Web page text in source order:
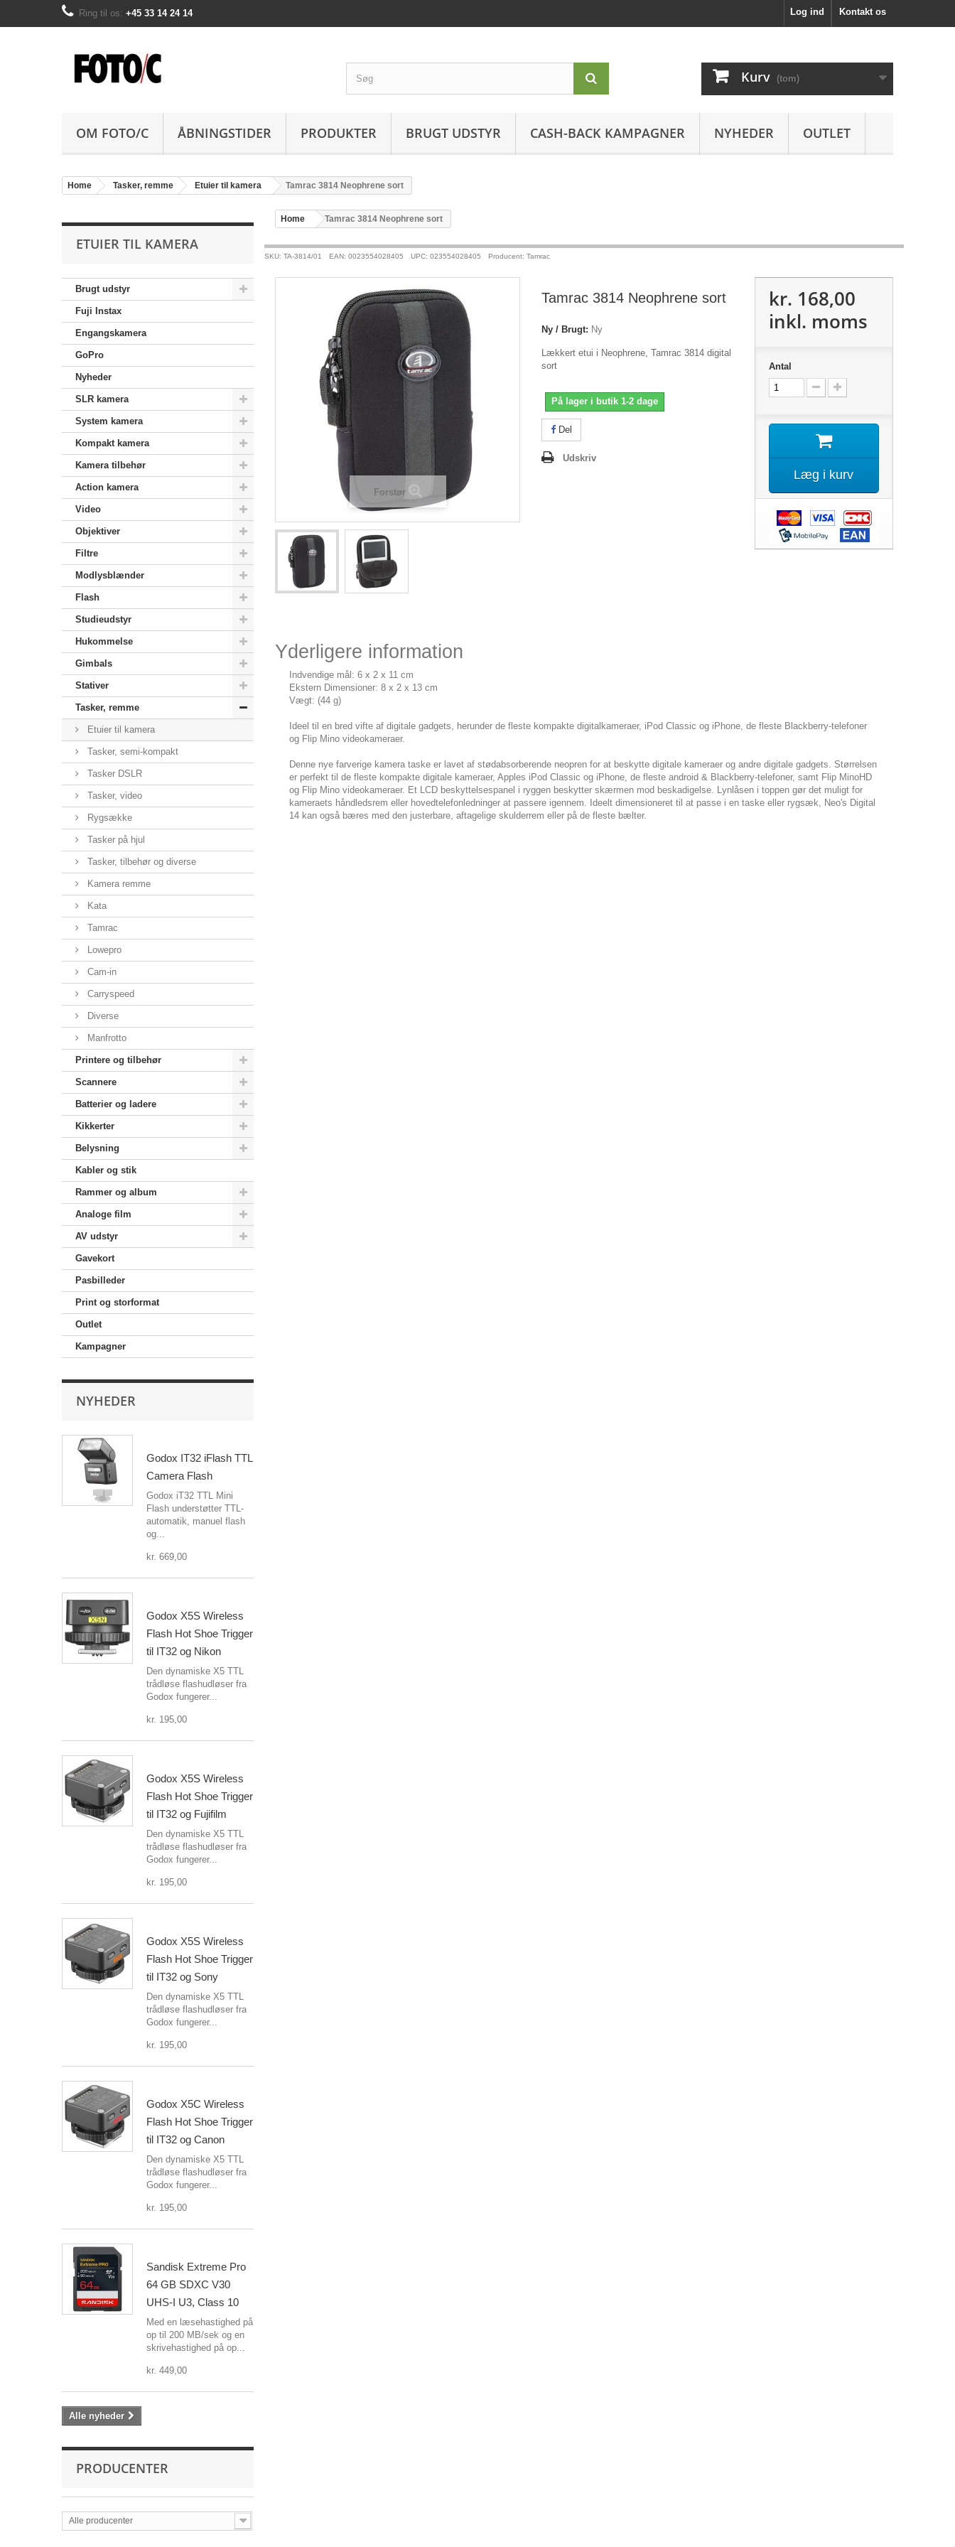
Kontakt os
Ring til os: +45 33 14 24 14 Log ind
Kurv (tom)
OM FOTO/C ÅBNINGSTIDER PRODUKTER BRUGT UDSTYR CASH-BACK KAMPAGNER NYHEDER OUTLET
Home Tasker, remme Etuier til kamera Tamrac 3814 Neophrene sort
ETUIER TIL KAMERA
Brugt udstyr
Fuji Instax
Engangskamera
GoPro
Nyheder
SLR kamera
System kamera
Kompakt kamera
Kamera tilbehør
Action kamera
Video
Objektiver
Filtre
Modlysblænder
Flash
Studieudstyr
Hukommelse
Gimbals
Stativer
Tasker, remme
Etuier til kamera
Tasker, semi-kompakt
Tasker DSLR
Tasker, video
Rygsække
Tasker på hjul
Tasker, tilbehør og diverse
Kamera remme
Kata
Tamrac
Lowepro
Cam-in
Carryspeed
Diverse
Manfrotto
Printere og tilbehør
Scannere
Batterier og ladere
Kikkerter
Belysning
Kabler og stik
Rammer og album
Analoge film
AV udstyr
Gavekort
Pasbilleder
Print og storformat
Outlet
Kampagner
NYHEDER
Godox IT32 iFlash TTL
Camera Flash
Godox iT32 TTL Mini
Flash understøtter TTL-
automatik, manuel flash
og...
kr. 669,00
Godox X5S Wireless
Flash Hot Shoe Trigger
til IT32 og Nikon
Den dynamiske X5 TTL
trådløse flashudløser fra
Godox fungerer...
kr. 195,00
Godox X5S Wireless
Flash Hot Shoe Trigger
til IT32 og Fujifilm
Den dynamiske X5 TTL
trådløse flashudløser fra
Godox fungerer...
kr. 195,00
Godox X5S Wireless
Flash Hot Shoe Trigger
til IT32 og Sony
Den dynamiske X5 TTL
trådløse flashudløser fra
Godox fungerer...
kr. 195,00
Godox X5C Wireless
Flash Hot Shoe Trigger
til IT32 og Canon
Den dynamiske X5 TTL
trådløse flashudløser fra
Godox fungerer...
kr. 195,00
Sandisk Extreme Pro
64 GB SDXC V30
UHS-I U3, Class 10
Med en læsehastighed på
op til 200 MB/sek og en
skrivehastighed på op...
kr. 449,00
Alle nyheder
PRODUCENTER
Alle producenter
Home >Tamrac 3814 Neophrene sort
SKU: TA-3814/01 EAN: 0023554028405 UPC: 023554028405 Producent: Tamrac
Forstør
Tamrac 3814 Neophrene sort
Ny / Brugt: Ny
Lækkert etui i Neophrene, Tamrac 3814 digital
sort
På lager i butik 1-2 dage
Del
Udskriv
kr. 168,00
inkl. moms
Antal
Læg i kurv
Yderligere information
Indvendige mål: 6 x 2 x 11 cm
Ekstern Dimensioner: 8 x 2 x 13 cm
Vægt: (44 g)
Ideel til en bred vifte af digitale gadgets, herunder de fleste kompakte digitalkameraer, iPod Classic og iPhone, de fleste Blackberry-telefoner
og Flip Mino videokameraer.
Denne nye farverige kamera taske er lavet af stødabsorberende neopren for at beskytte digitale kameraer og andre digitale gadgets. Størrelsen
er perfekt til de fleste kompakte digitale kameraer, Apples iPod Classic og iPhone, de fleste android & Blackberry-telefoner, samt Flip MinoHD
og Flip Mino videokameraer. Et LCD beskyttelsespanel i ryggen beskytter skærmen mod beskadigelse. Lynlåsen i toppen gør det muligt for
kameraets håndledsrem eller hovedtelefonledninger at passere igennem. Ideelt dimensioneret til at passe i en taske eller rygsæk, Neo's Digital
14 kan også bæres med den justerbare, aftagelige skulderrem eller på de fleste bælter.